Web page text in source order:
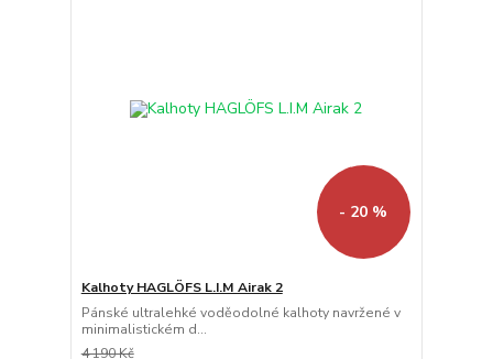
- 20 %
Kalhoty HAGLÖFS L.I.M Airak 2
Pánské ultralehké voděodolné kalhoty navržené v
minimalistickém d...
4 190 Kč